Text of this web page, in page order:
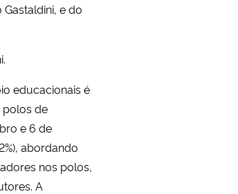
e do
educacionais é
polos de
e 6 de
abordando
nos polos,
A